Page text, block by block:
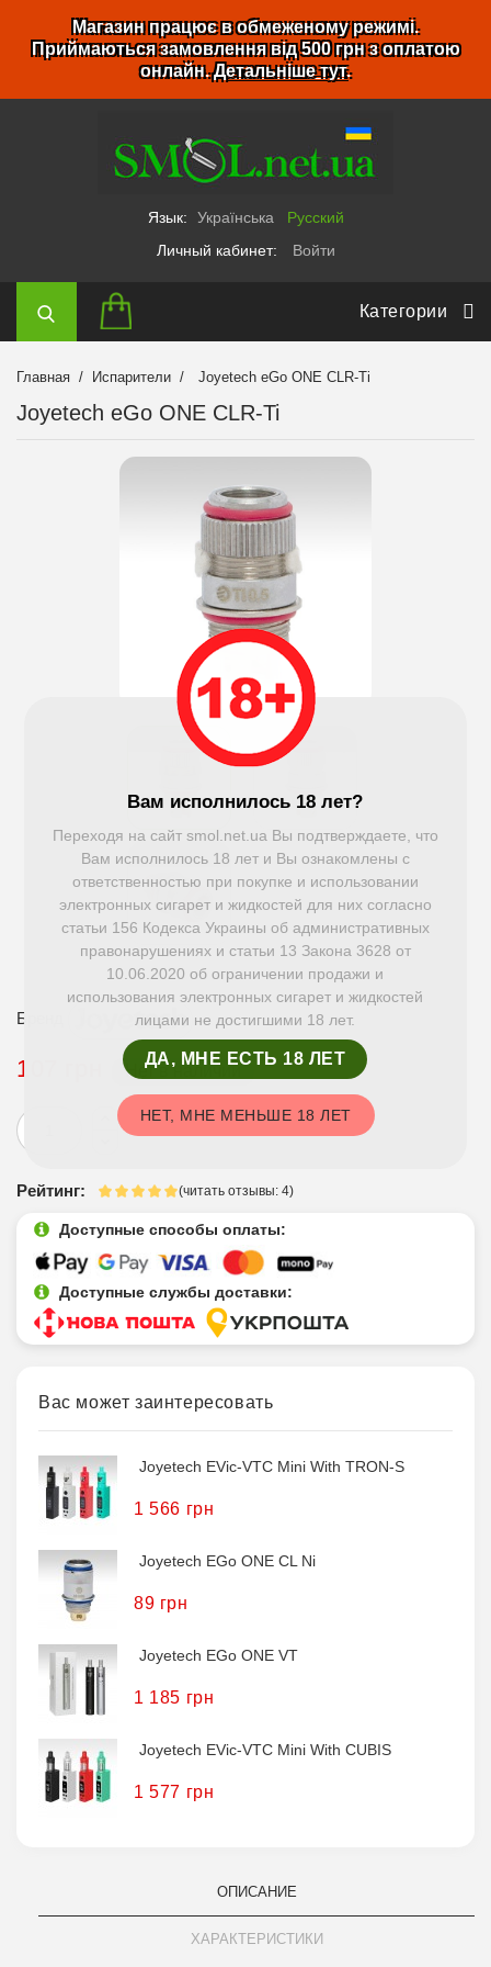
Магазин працює в обмеженому режимі.
Приймаються замовлення від 500 грн з оплатою
онлайн.Детальніше тут.
Язык: Українська
Русский
Личный кабинет:
Войти
Категории
Главная Испарители Joyetech eGo ONE CLR-Ti
Joyetech eGo ONE CLR-Ti
Бренд
107 грн Нет в наличии
Рейтинг: (читать отзывы: 4)
Доступные способы оплаты:
Доступные службы доставки:
Вас может заинтересовать
Joyetech EVic-VTC Mini With TRON-S
1 566 грн
Joyetech EGo ONE CL Ni
89 грн
Joyetech EGo ONE VT
1 185 грн
Joyetech EVic-VTC Mini With CUBIS
1 577 грн
ОПИСАНИЕ
ХАРАКТЕРИСТИКИ
Вам исполнилось 18 лет?
Переходя на сайт smol.net.ua Вы подтверждаете, что
Вам исполнилось 18 лет и Вы ознакомлены с
ответственностью при покупке и использовании
электронных сигарет и жидкостей для них согласно
статьи 156 Кодекса Украины об административных
правонарушениях и статьи 13 Закона 3628 от
10.06.2020 об ограничении продажи и
использования электронных сигарет и жидкостей
лицами не достигшими 18 лет.
ДА, МНЕ ЕСТЬ 18 ЛЕТ
НЕТ, МНЕ МЕНЬШЕ 18 ЛЕТ